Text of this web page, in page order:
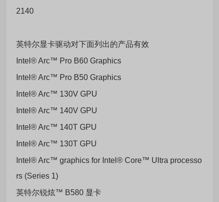
2140
英特尔显卡驱动对下面列出的产品有效
Intel® Arc™ Pro B60 Graphics
Intel® Arc™ Pro B50 Graphics
Intel® Arc™ 130V GPU
Intel® Arc™ 140V GPU
Intel® Arc™ 140T GPU
Intel® Arc™ 130T GPU
Intel® Arc™ graphics for Intel® Core™ Ultra processo
rs (Series 1)
英特尔锐炫™ B580 显卡